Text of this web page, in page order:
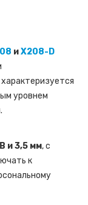
иX208-D
уровнем
и 3,5 мм, с
к